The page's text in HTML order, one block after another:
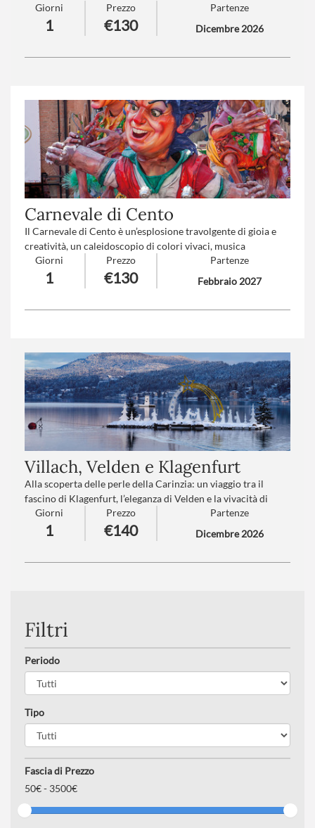
e pellicce, in una rumorosa sfilata la cui tradizione si perde
nella notte dei tempi.
Trattamento:Pranzo in ristorante
Giorni
1
Prezzo
€130
Partenze
Dicembre 2026
Carnevale di Cento
Il Carnevale di Cento è un’esplosione travolgente di gioia e
creatività, un caleidoscopio di colori vivaci, musica
coinvolgente e sorrisi contagiosi. Qui la tradizione prende
vita in forme sorprendenti, tra carri maestosi e travestimenti
fantasiosi, trasformando ogni cuore in un bambino che si
Trattamento*: Pranzo in ristorante
Giorni
1
Prezzo
€130
Partenze
Febbraio 2027
Villach, Velden e Klagenfurt
Alla scoperta delle perle della Carinzia: un viaggio tra il
fascino di Klagenfurt, l’eleganza di Velden e la vivacità di
Villach!
Numero partecipanti: minimo 20 - massimo 40
Giorni
1
Prezzo
€140
Partenze
Dicembre 2026
Filtri
Periodo
Tipo
Fascia di Prezzo
50€ - 3500€